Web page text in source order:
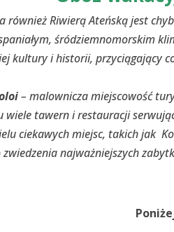
również Riwierą Ateńskąjest
śródziemnomorskim
kultury i historii, przyciągający
– malownicza miejscowość
wiele tawern i restauracji
ciekawych miejsc, takich jak
najważniejszych